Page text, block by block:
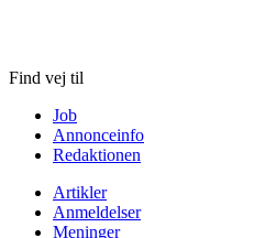
Find vej til
Job
Annonceinfo
Redaktionen
Artikler
Anmeldelser
Meninger